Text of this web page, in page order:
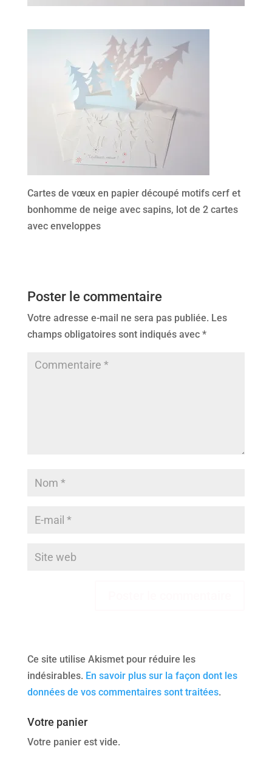
Cartes de vœux en papier découpé motifs cerf et
bonhomme de neige avec sapins, lot de 2 cartes
avec enveloppes
Poster le commentaire
Votre adresse e-mail ne sera pas publiée. Les
champs obligatoires sont indiqués avec *
Ce site utilise Akismet pour réduire les
indésirables. En savoir plus sur la façon dont les
données de vos commentaires sont traitées.
Votre panier
Votre panier est vide.